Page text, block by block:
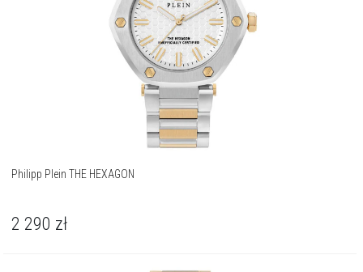
Philipp Plein THE HEXAGON
2 290 zł